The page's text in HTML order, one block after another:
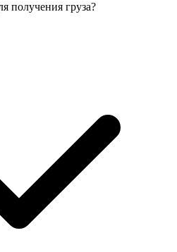
получения груза?